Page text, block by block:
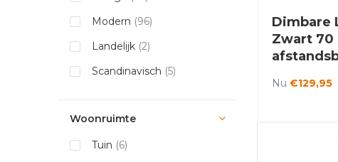
Dimbare
Zwart 70
Nu €129,95
Modern (96)
Landelijk (2)
Scandinavisch (5)
Woonruimte
Tuin (6)